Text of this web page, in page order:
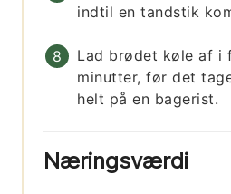
indtil en tandstik
Lad brødet køle af i
minutter, før det
helt på en bagerist.
Næringsværdi